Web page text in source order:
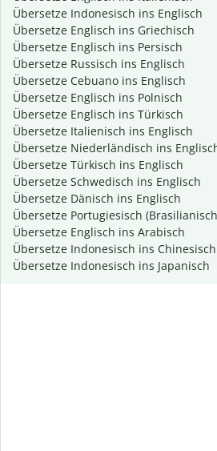
Übersetze Indonesisch ins Englisch
Übersetze Englisch ins Griechisch
Übersetze Englisch ins Persisch
Übersetze Russisch ins Englisch
Übersetze Cebuano ins Englisch
Übersetze Englisch ins Polnisch
Übersetze Englisch ins Türkisch
Übersetze Italienisch ins Englisch
Übersetze Niederländisch ins
Übersetze Türkisch ins Englisch
Übersetze Schwedisch ins Englisch
Übersetze Dänisch ins Englisch
Übersetze Portugiesisch
Übersetze Englisch ins Arabisch
Übersetze Indonesisch ins
Übersetze Indonesisch ins Japanisch